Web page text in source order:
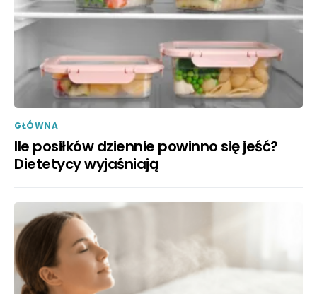
GŁÓWNA
Ile posiłków dziennie powinno się jeść?
Dietetycy wyjaśniają